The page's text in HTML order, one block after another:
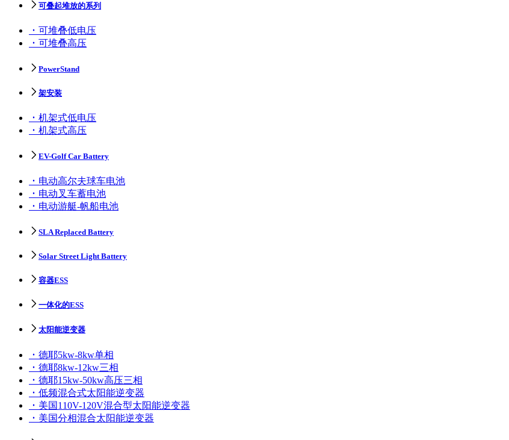
可叠起堆放的系列
可堆叠低电压
可堆叠高压
PowerStand
架安装
机架式低电压
机架式高压
EV-Golf Car Battery
电动高尔夫球车电池
电动叉车蓄电池
电动游艇-帆船电池
SLA Replaced Battery
Solar Street Light Battery
容器ESS
一体化的ESS
太阳能逆变器
德耶5kw-8kw单相
德耶8kw-12kw三相
德耶15kw-50kw高压三相
低频混合式太阳能逆变器
美国110V-120V混合型太阳能逆变器
美国分相混合太阳能逆变器